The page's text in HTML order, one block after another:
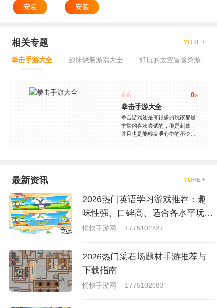
安装
安装
相关专题 MORE +
拳击手游大全 趣味烧脑游戏大全 好玩的太空冒险类游
0款
拳击手游大全
拳击游戏还是有很多的玩家都是
非常的喜欢尝试的，很是刺激，
并且也是能够发泄心中的不快
够去进行体验的，我们也是能够
就是收集了一些有意思的拳击游
戏，相信你们一定会喜欢的。
最新资讯 MORE +
2026热门英语学习游戏推荐：趣
味性强、口碑高、适合各水平玩家
的英语游戏合集
愉快手游网 1775102527
2026热门采石场题材手游推荐与
下载指南
愉快手游网 1775102083